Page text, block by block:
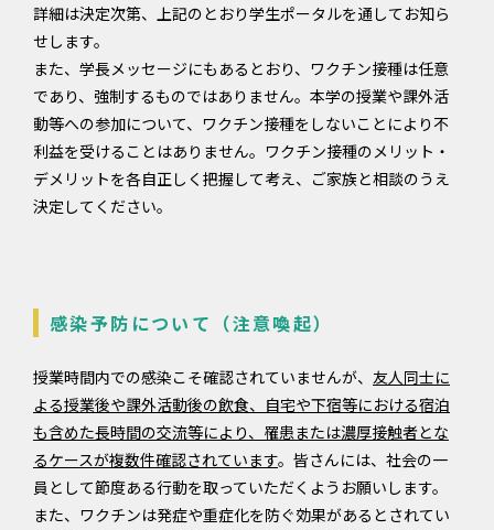
詳細は決定次第、上記のとおり学生ポータルを通してお知ら
せします。
また、学長メッセージにもあるとおり、ワクチン接種は任意
であり、強制するものではありません。本学の授業や課外活
動等への参加について、ワクチン接種をしないことにより不
利益を受けることはありません。ワクチン接種のメリット・
デメリットを各自正しく把握して考え、ご家族と相談のうえ
決定してください。
感染予防について（注意喚起）
授業時間内での感染こそ確認されていませんが、 友人同士に
よる授業後や課外活動後の飲食、自宅や下宿等における宿泊
も含めた長時間の交流等により、罹患または濃厚接触者とな
るケースが複数件確認されています。皆さんには、社会の一
員として節度ある行動を取っていただくようお願いします。
また、ワクチンは発症や重症化を防ぐ効果があるとされてい